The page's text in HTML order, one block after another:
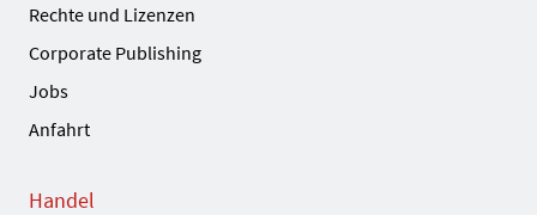
Rechte und Lizenzen
Corporate Publishing
Jobs
Anfahrt
Handel